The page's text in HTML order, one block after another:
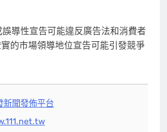
誤導性宣告可能違反廣告法和消費者
的市場領導地位宣告可能引發競爭
新聞發佈平台